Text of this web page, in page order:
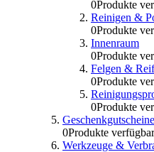
0Produkte
Reinigen &
0Produkte
Innenraum
0Produkte
Felgen &
0Produkte
0Produkte
Geschenkgutscheine
0Produkte verfügbar
Werkzeuge &